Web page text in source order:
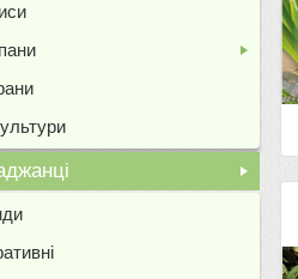
+
Тюльпани